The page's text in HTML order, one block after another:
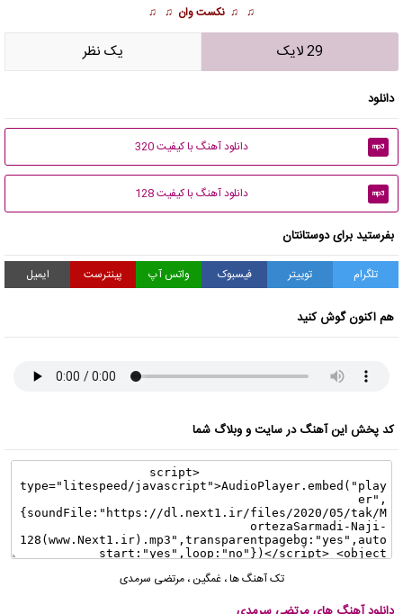
♫ ♫ نکست وان ♫ ♫
29 لایک يک نظر
دانلود
mp3 دانلود آهنگ با کیفیت 320
mp3 دانلود آهنگ با کیفیت 128
بفرستید برای دوستانتان
تلگرام توییتر فیسبوک واتس آپ پینترست ایمیل
هم اکنون گوش کنید
کد پخش این آهنگ در سایت و وبلاگ شما
تک آهنگ ها،غمگین ،مرتضی سرمدی